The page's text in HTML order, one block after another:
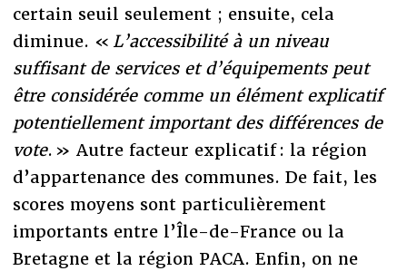
certain seuil seulement ; ensuite, cela
diminue. « L’accessibilité à un niveau
suffisant de services et d’équipements peut
être considérée comme un élément explicatif
potentiellement important des différences de
vote. » Autre facteur explicatif : la région
d’appartenance des communes. De fait, les
scores moyens sont particulièrement
importants entre l’Île-de-France ou la
Bretagne et la région PACA. Enfin, on ne